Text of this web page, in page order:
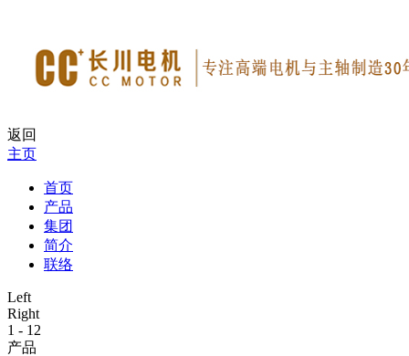
返回
主页
首页
产品
集团
简介
联络
Left
Right
1 - 12
产品